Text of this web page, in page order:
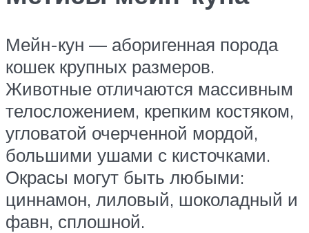
Мейн-кун — аборигенная порода
кошек крупных размеров.
Животные отличаются массивным
телосложением, крепким костяком,
угловатой очерченной мордой,
большими ушами с кисточками.
Окрасы могут быть любыми:
циннамон, лиловый, шоколадный и
фавн, сплошной.